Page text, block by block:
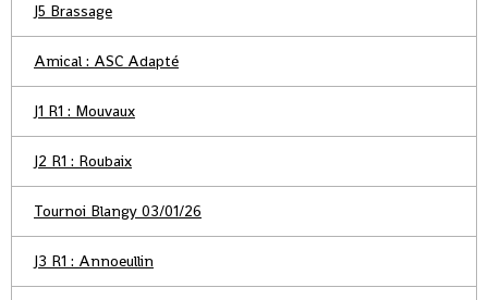
J5 Brassage
Amical : ASC Adapté
J1 R1 : Mouvaux
J2 R1 : Roubaix
Tournoi Blangy 03/01/26
J3 R1 : Annoeullin